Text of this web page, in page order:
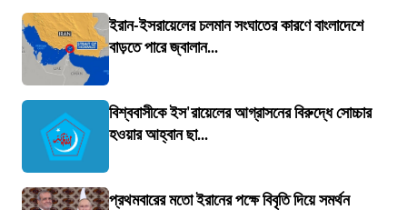
ইরান-ইসরায়েলের চলমান সংঘাতের কারণে বাংলাদেশে
বাড়তে পারে জ্বালান...
বিশ্ববাসীকে ইস'রায়েলের আগ্রাসনের বিরুদ্ধে সোচ্চার
হওয়ার আহ্বান ছা...
প্রথমবারের মতো ইরানের পক্ষে বিবৃতি দিয়ে সমর্থন